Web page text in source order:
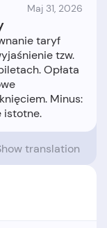
Maj 31, 2026
taryf
tzw.
Opłata
Minus:
translation